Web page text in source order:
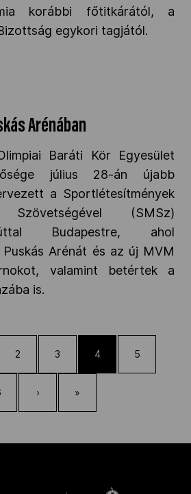
korábbi főtitkárától, a
egykori tagjától.
Arénában
Baráti Kör Egyesület
július 28-án újabb
a Sportlétesítmények
Szövetségével (SMSz)
Budapestre, ahol
Arénát és az új MVM
valamint betértek a
is.
2 3 4 5
› »